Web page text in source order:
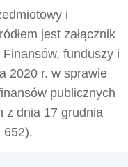
i
jest załącznik
funduszy i
2020 r. w sprawie
publicznych
z dnia 17 grudnia
652).